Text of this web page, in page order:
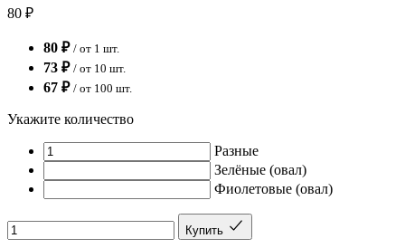
80 ₽
80 ₽ / от 1 шт.
73 ₽ / от 10 шт.
67 ₽ / от 100 шт.
Укажите количество
Разные
Зелёные (овал)
Фиолетовые (овал)
Купить